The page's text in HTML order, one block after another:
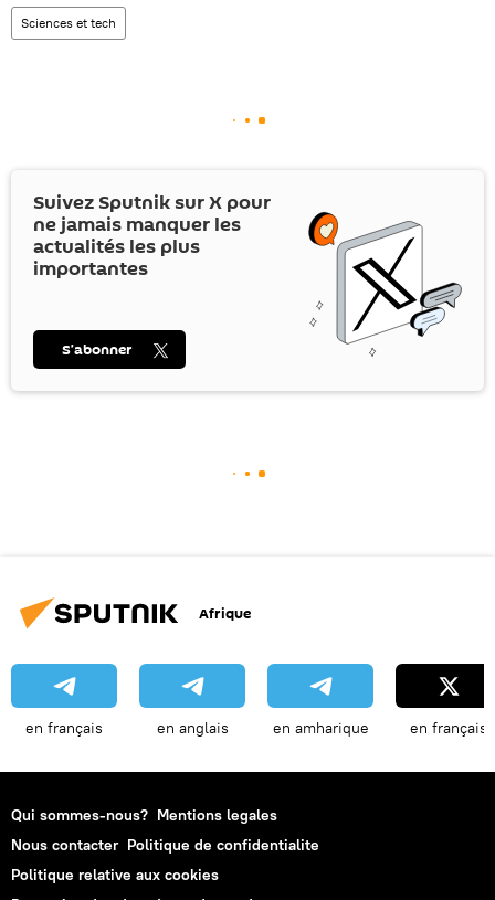
Sciences et tech
Suivez Sputnik surX pour
ne jamais manquer les
actualités les plus
importantes
S’abonner
Afrique
en français en anglais en amharique en français
Qui sommes-nous? Mentions legales
Nous contacter Politique de confidentialite
Politique relative aux cookies